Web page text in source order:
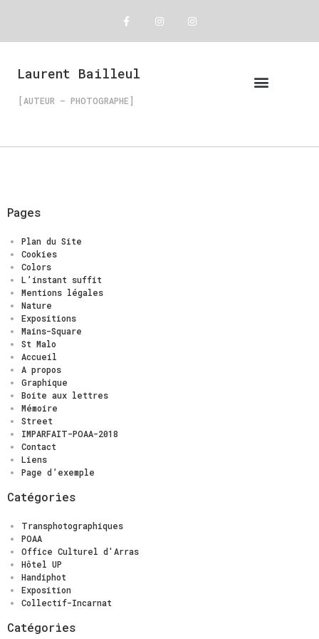
Laurent Bailleul
[AUTEUR – PHOTOGRAPHE]
Pages
Plan du Site
Cookies
Colors
L’instant suffit
Mentions légales
Nature
Expositions
Mains-Square
St Malo
Accueil
A propos
Graphique
Boite aux lettres
Mémoire
Street
IMPARFAIT-POAA-2018
Contact
Liens
Page d’exemple
Catégories
Transphotographiques
POAA
Office Culturel d'Arras
Hôtel UP
Handiphot
Exposition
Collectif-Incarnat
Catégories